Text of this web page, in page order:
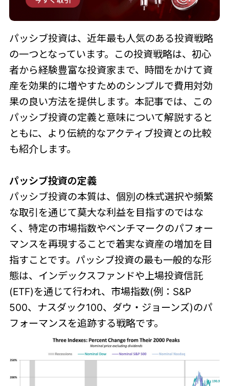
パッシブ投資は、近年最も人気のある投資戦略
の一つとなっています。この投資戦略は、初心
者から経験豊富な投資家まで、時間をかけて資
産を効果的に増やすためのシンプルで費用対効
果の良い方法を提供します。本記事では、この
パッシブ投資の定義と意味について解説すると
ともに、より伝統的なアクティブ投資との比較
も紹介します。
パッシブ投資の定義
パッシブ投資の本質は、個別の株式選択や頻繁
な取引を通じて莫大な利益を目指すのではな
く、特定の市場指数やベンチマークのパフォー
マンスを再現することで着実な資産の増加を目
指すことです。パッシブ投資の最も一般的な形
態は、インデックスファンドや上場投資信託
(ETF)を通じて行われ、市場指数(例：S&P
500、ナスダック100、ダウ・ジョーンズ)のパ
フォーマンスを追跡する戦略です。